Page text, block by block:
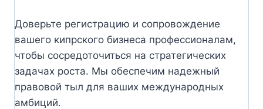
Доверьте регистрацию и сопровождение
вашего кипрского бизнеса профессионалам,
чтобы сосредоточиться на стратегических
задачах роста. Мы обеспечим надежный
правовой тыл для ваших международных
амбиций.